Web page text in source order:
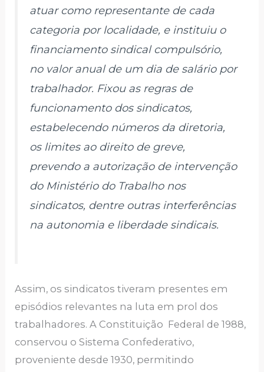
atuar como representante de cada
categoria por localidade, e instituiu o
financiamento sindical compulsório,
no valor anual de um dia de salário por
trabalhador. Fixou as regras de
funcionamento dos sindicatos,
estabelecendo números da diretoria,
os limites ao direito de greve,
prevendo a autorização de intervenção
do Ministério do Trabalho nos
sindicatos, dentre outras interferências
na autonomia e liberdade sindicais.
Assim, os sindicatos tiveram presentes em
episódios relevantes na luta em prol dos
trabalhadores. A Constituição Federal de 1988,
conservou o Sistema Confederativo,
proveniente desde 1930, permitindo